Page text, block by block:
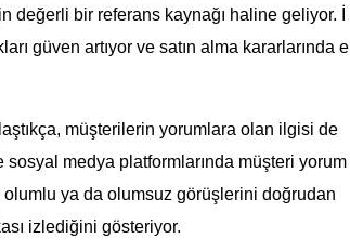
bir referans kaynağı haline geliyor. İ
güven artıyor ve satın alma kararlarında e
müşterilerin yorumlara olan ilgisi de
medya platformlarında müşteri yorum
olumlu ya da olumsuz görüşlerini doğrudan
izlediğini gösteriyor.